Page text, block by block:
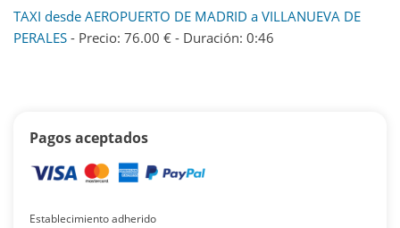
TAXI desde AEROPUERTO DE MADRID a VILLANUEVA DE
PERALES - Precio: 76.00 € - Duración: 0:46
Pagos aceptados
Establecimiento adherido